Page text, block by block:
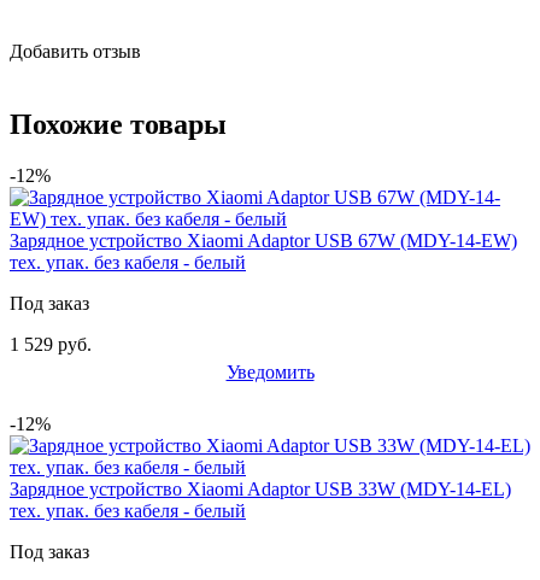
Добавить отзыв
Похожие товары
-12%
Зарядное устройство Xiaomi Adaptor USB 67W (MDY-14-EW)
тех. упак. без кабеля - белый
Под заказ
1 529 руб.
Уведомить
-12%
Зарядное устройство Xiaomi Adaptor USB 33W (MDY-14-EL)
тех. упак. без кабеля - белый
Под заказ